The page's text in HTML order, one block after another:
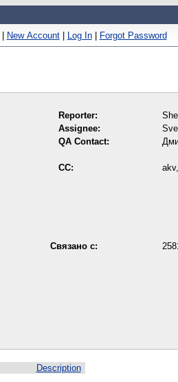
| New Account | Log In | Forgot Password
Reporter:
Assignee:
QA Contact:
CC:
Связано с:
Description